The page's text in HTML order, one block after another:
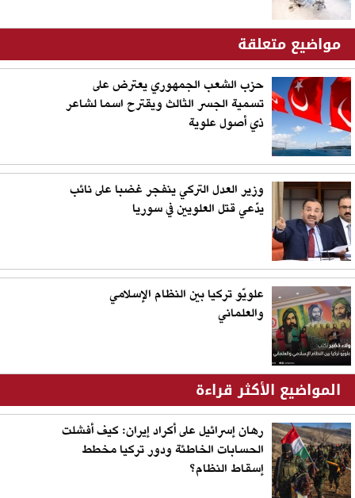
مواضيع متعلقة
حزب الشعب الجمهوري يعترض على
تسمية الجسر الثالث ويقترح اسما لشاعر
ذي أصول علوية
وزير العدل التركي ينفجر غضبا على نائب
يدّعي قتل العلويين في سوريا
علويّو تركيا بين النظام الإسلامي
والعلماني
المواضيع الأكثر قراءة
رهان إسرائيل على أكراد إيران: كيف أفشلت
الحسابات الخاطئة ودور تركيا مخطط
إسقاط النظام؟